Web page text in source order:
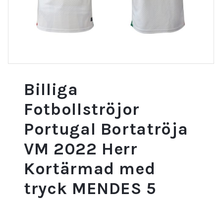
Billiga
Fotbollströjor
Portugal Bortatröja
VM 2022 Herr
Kortärmad med
tryck MENDES 5